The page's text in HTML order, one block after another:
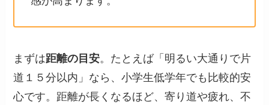
まずは距離の目安。たとえば「明るい大通りで片
道１５分以内」なら、小学生低学年でも比較的安
心です。距離が長くなるほど、寄り道や疲れ、不